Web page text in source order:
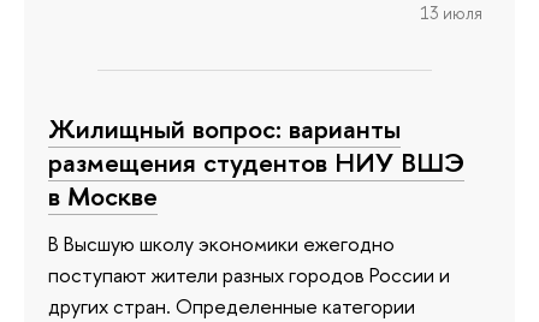
13 июля
Жилищный вопрос: варианты
размещения студентов НИУ ВШЭ
в Москве
В Высшую школу экономики ежегодно
поступают жители разных городов России и
других стран. Определенные категории